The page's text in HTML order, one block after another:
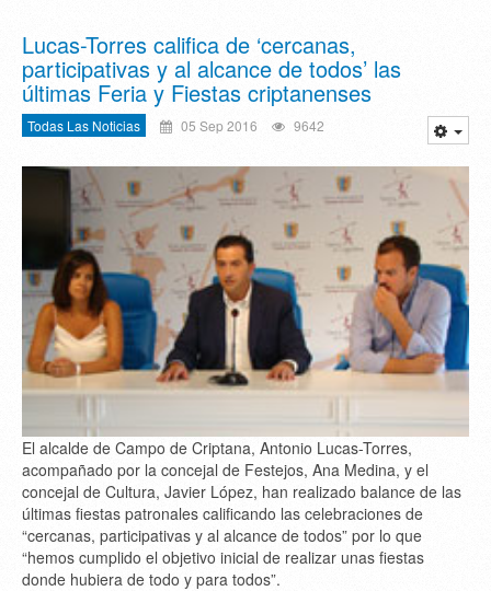
Lucas-Torres califica de ‘cercanas,
participativas y al alcance de todos’ las
últimas Feria y Fiestas criptanenses
Todas Las Noticias 05 Sep 2016 9642
El alcalde de Campo de Criptana, Antonio Lucas-Torres,
acompañado por la concejal de Festejos, Ana Medina, y el
concejal de Cultura, Javier López, han realizado balance de las
últimas fiestas patronales calificando las celebraciones de
“cercanas, participativas y al alcance de todos” por lo que
“hemos cumplido el objetivo inicial de realizar unas fiestas
donde hubiera de todo y para todos”.